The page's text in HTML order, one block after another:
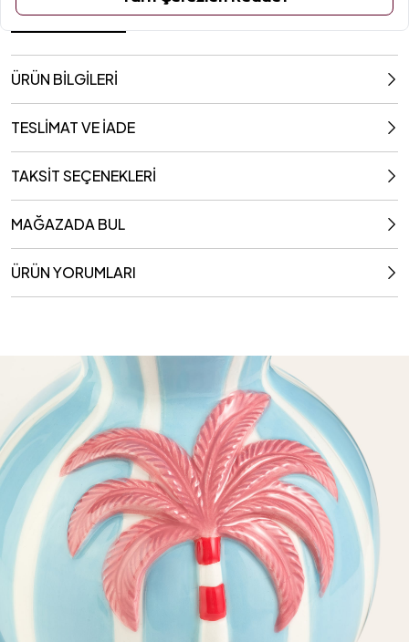
14.3x13.8x15.6 Cm
ÜRÜN BİLGİLERİ
TESLİMAT VE İADE
TAKSİT SEÇENEKLERİ
MAĞAZADA BUL
ÜRÜN YORUMLARI